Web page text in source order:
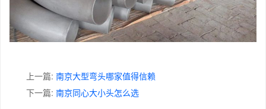
上一篇: 南京大型弯头哪家值得信赖
下一篇: 南京同心大小头怎么选